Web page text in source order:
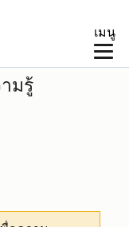
เมนู
มรู้